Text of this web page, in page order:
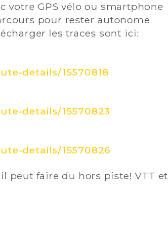
votre GPS vélo ou smartphone
pour rester autonome
les traces sont ici:
details/15570818
details/15570823
details/15570826
peut faire du hors piste! VTT et